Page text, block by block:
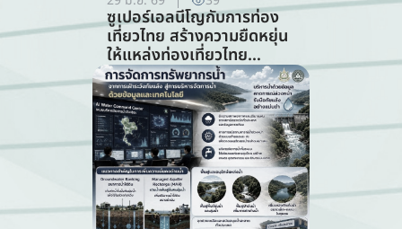
ซูเปอร์เอลนีโญกับการท่อง
เที่ยวไทย สร้างความยืดหยุ่น
ให้แหล่งท่องเที่ยวไทย
ท่ามกลางความท้าทายจาก
สภาพภูมิอากาศ (สาขาการ
ท่องเที่ยว)